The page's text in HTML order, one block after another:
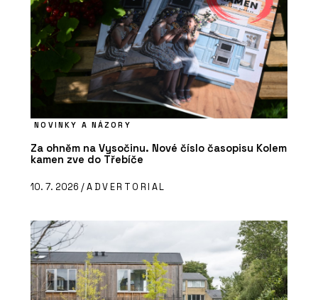
NOVINKY A NÁZORY
Za ohněm na Vysočinu. Nové číslo časopisu Kolem
kamen zve do Třebíče
10. 7. 2026 /ADVERTORIAL